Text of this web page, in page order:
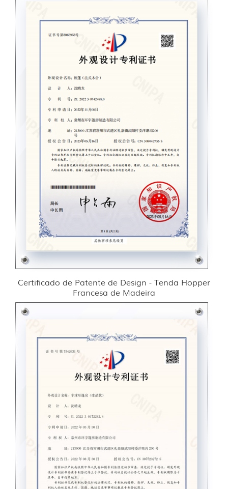
Certificado de Patente de Design - Tenda Hopper
Francesa de Madeira